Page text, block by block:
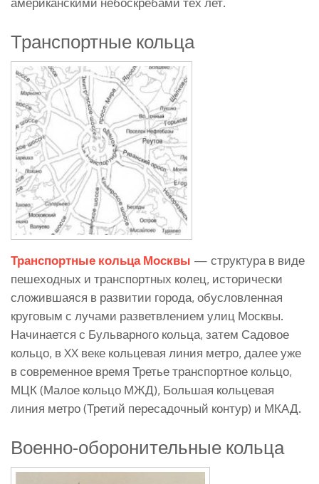
Транспортные кольца
Транспортные кольца Москвы — структура в виде
пешеходных и транспортных колец, исторически
сложившаяся в развитии города, обусловленная
круговым с лучами разветвлением улиц Москвы.
Начинается с Бульварного кольца, затем Садовое
кольцо, в XX веке кольцевая линия метро, далее уже
в современное время Третье транспортное кольцо,
МЦК (Малое кольцо МЖД), Большая кольцевая
линия метро (Третий пересадочный контур) и МКАД.
Военно-оборонительные кольца